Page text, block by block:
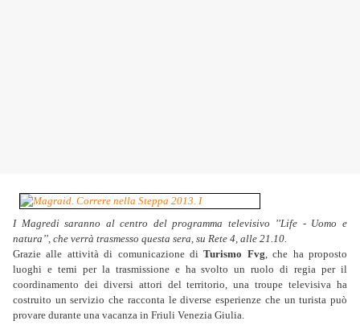
I Magredi saranno al centro del programma televisivo ’’Life - Uomo e
natura’’, che verrà trasmesso questa sera, su Rete 4, alle 21.10.
Grazie alle attività di comunicazione diTurismo Fvg, che ha proposto
luoghi e temi per la trasmissione e ha svolto un ruolo di regia per il
coordinamento dei diversi attori del territorio, una troupe televisiva ha
costruito un servizio che racconta le diverse esperienze che un turista può
provare durante una vacanza in Friuli Venezia Giulia.